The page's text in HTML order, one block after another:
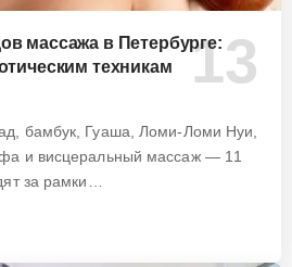
массажа в Петербурге:
техникам
бамбук, Гуаша, Ломи-Ломи Нуи,
и висцеральный массаж — 11
за рамки…